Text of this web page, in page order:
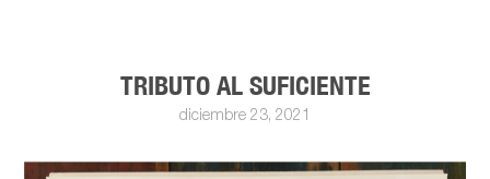
TRIBUTO AL SUFICIENTE
diciembre 23, 2021